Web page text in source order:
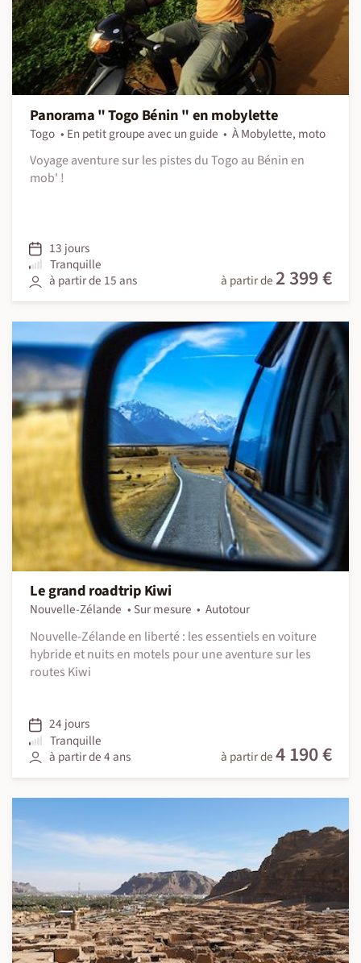
Panorama " Togo Bénin " en mobylette
Togo En petit groupe avec un guide
À Mobylette, moto
Voyage aventure sur les pistes du Togo au Bénin en
mob' !
13 jours
Tranquille
à partir de 15 ans
à partir de 2 399 €
Le grand roadtrip Kiwi
Nouvelle-Zélande Sur mesure
Autotour
Nouvelle-Zélande en liberté : les essentiels en voiture
hybride et nuits en motels pour une aventure sur les
routes Kiwi
24 jours
Tranquille
à partir de 4 ans
à partir de4 190 €